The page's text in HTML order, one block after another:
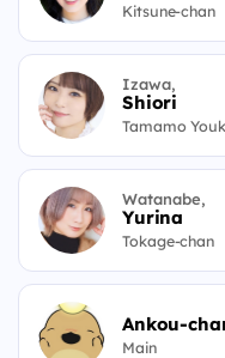
Kitsune-chan
Izawa,
Shiori
Tamamo
Watanabe,
Yurina
Tokage-chan
Ankou-
Main